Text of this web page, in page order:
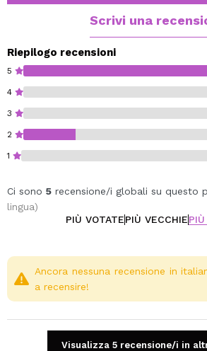
Scrivi una
Riepilogo recensioni
5
4
3
2
1
Ci sono 5 recensione/i globali su questo
lingua)
PIÙ VOTATEPIÙ VECCHIE
Ancora nessuna recensione in
a recensire!
Visualizza 5 recensione/i in